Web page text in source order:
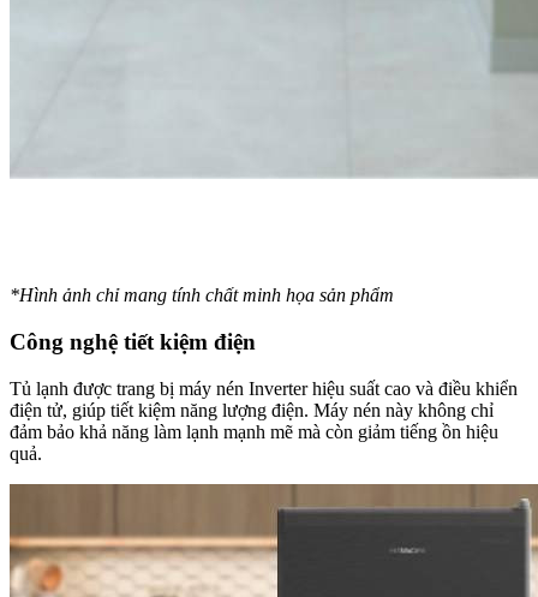
*Hình ảnh chỉ mang tính chất minh họa sản phẩm
Công nghệ tiết kiệm điện
Tủ lạnh được trang bị máy nén Inverter hiệu suất cao và điều khiển
điện tử, giúp tiết kiệm năng lượng điện. Máy nén này không chỉ
đảm bảo khả năng làm lạnh mạnh mẽ mà còn giảm tiếng ồn hiệu
quả.